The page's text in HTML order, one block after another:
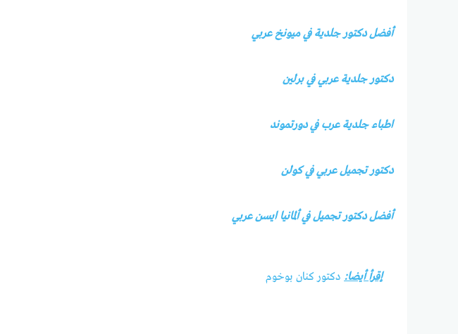
أفضل دكتور جلدية في ميونخ عربي
دكتور جلدية عربي في برلين
اطباء جلدية عرب في دورتموند
دكتور تجميل عربي في كولن
أفضل دكتور تجميل في ألمانيا ايسن عربي
إقرأ أيضا: دكتور كنان بوخوم